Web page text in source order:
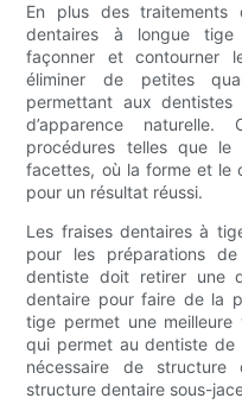
En plus des traitements
dentaires à longue tige
façonner et contourner
éliminer de petites
permettant aux
d’apparence
procédures telles que
facettes, où la forme et le
pour un résultat réussi.
Les fraises dentaires à
pour les préparations
dentiste doit retirer une
dentaire pour faire de la
tige permet une
qui permet au dentiste
nécessaire de
structure dentaire sous-